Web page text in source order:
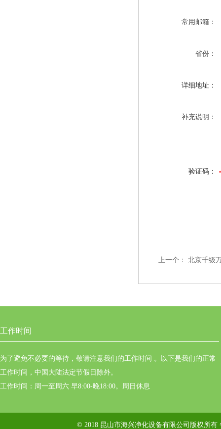
常用邮箱：
省份：
详细地址：
补充说明：
验证码：
上一个： 北京千级
工作时间
为了避免不必要的等待，敬请注意我们的工作时间 。以下是我们的正常
工作时间，中国大陆法定节假日除外。
工作时间：周一至周六 早8:00-晚18:00。周日休息
© 2018 昆山市海兴净化设备有限公司版权所有